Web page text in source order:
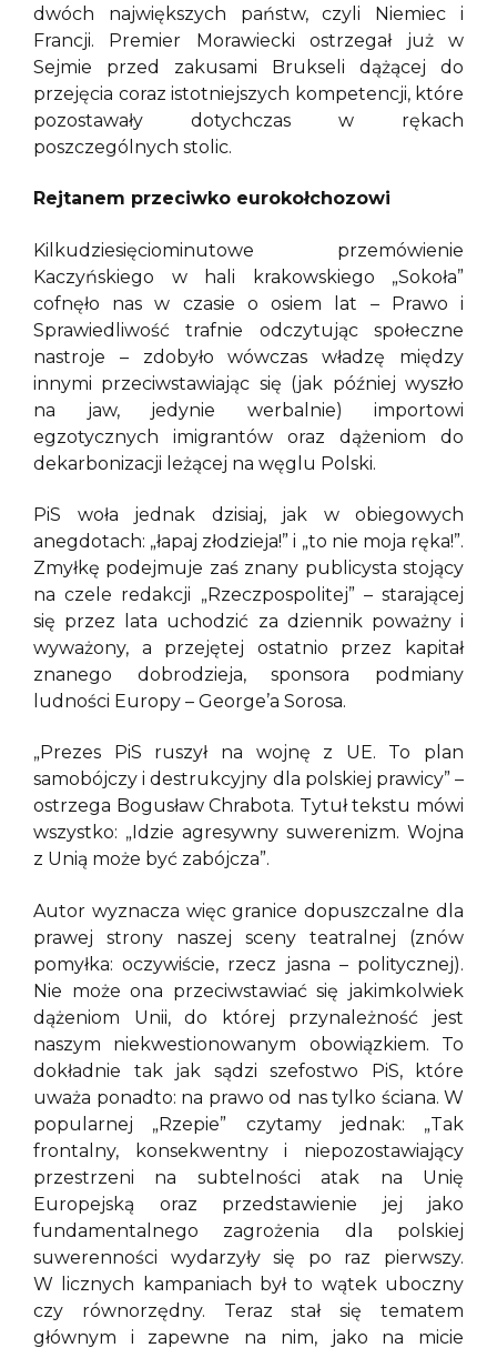
dwóch największych państw, czyli Niemiec i
Francji. Premier Morawiecki ostrzegał już w
Sejmie przed zakusami Brukseli dążącej do
przejęcia coraz istotniejszych kompetencji, które
pozostawały dotychczas w rękach
poszczególnych stolic.
Rejtanem przeciwko eurokołchozowi
Kilkudziesięciominutowe przemówienie
Kaczyńskiego w hali krakowskiego „Sokoła”
cofnęło nas w czasie o osiem lat – Prawo i
Sprawiedliwość trafnie odczytując społeczne
nastroje – zdobyło wówczas władzę między
innymi przeciwstawiając się (jak później wyszło
na jaw, jedynie werbalnie) importowi
egzotycznych imigrantów oraz dążeniom do
dekarbonizacji leżącej na węglu Polski.
PiS woła jednak dzisiaj, jak w obiegowych
anegdotach: „łapaj złodzieja!” i „to nie moja ręka!”.
Zmyłkę podejmuje zaś znany publicysta stojący
na czele redakcji „Rzeczpospolitej” – starającej
się przez lata uchodzić za dziennik poważny i
wyważony, a przejętej ostatnio przez kapitał
znanego dobrodzieja, sponsora podmiany
ludności Europy – George’a Sorosa.
„Prezes PiS ruszył na wojnę z UE. To plan
samobójczy i destrukcyjny dla polskiej prawicy” –
ostrzega Bogusław Chrabota. Tytuł tekstu mówi
wszystko: „Idzie agresywny suwerenizm. Wojna
z Unią może być zabójcza”.
Autor wyznacza więc granice dopuszczalne dla
prawej strony naszej sceny teatralnej (znów
pomyłka: oczywiście, rzecz jasna – politycznej).
Nie może ona przeciwstawiać się jakimkolwiek
dążeniom Unii, do której przynależność jest
naszym niekwestionowanym obowiązkiem. To
dokładnie tak jak sądzi szefostwo PiS, które
uważa ponadto: na prawo od nas tylko ściana. W
popularnej „Rzepie” czytamy jednak: „Tak
frontalny, konsekwentny i niepozostawiający
przestrzeni na subtelności atak na Unię
Europejską oraz przedstawienie jej jako
fundamentalnego zagrożenia dla polskiej
suwerenności wydarzyły się po raz pierwszy.
W licznych kampaniach był to wątek uboczny
czy równorzędny. Teraz stał się tematem
głównym i zapewne na nim, jako na micie